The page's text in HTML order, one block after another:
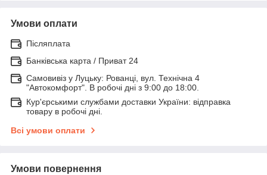
Умови оплати
Післяплата
Банківська карта / Приват 24
Самовивіз у Луцьку: Рованці, вул. Технічна 4
"Автокомфорт". В робочі дні з 9:00 до 18:00.
Кур'єрськими службами доставки України: відправка
товару в робочі дні.
Всі умови оплати
Умови повернення